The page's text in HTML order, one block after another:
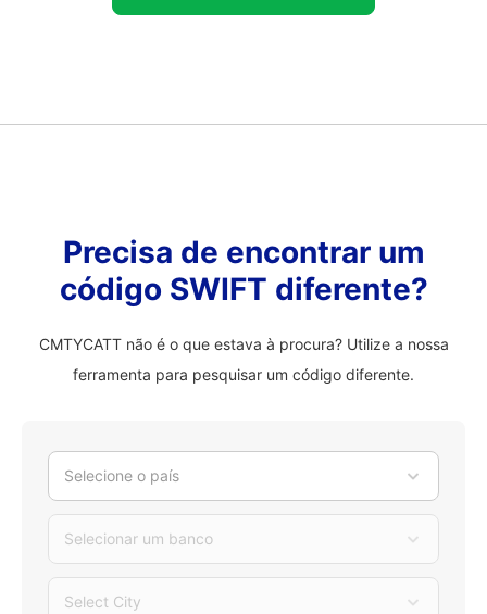
Precisa de encontrar um
código SWIFT diferente?
CMTYCATT não é o que estava à procura? Utilize a nossa
ferramenta para pesquisar um código diferente.
Selecione o país
Selecionar um banco
Select City